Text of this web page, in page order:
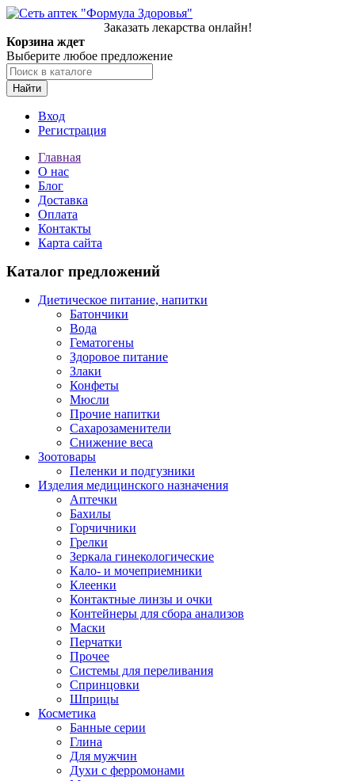
Заказать лекарства онлайн!
Корзина ждет
Выберите любое предложение
Найти
Вход
Регистрация
Главная
О нас
Блог
Доставка
Оплата
Контакты
Карта сайта
Каталог предложений
Диетическое питание, напитки
Батончики
Вода
Гематогены
Здоровое питание
Злаки
Конфеты
Мюсли
Прочие напитки
Сахарозаменители
Снижение веса
Зоотовары
Пеленки и подгузники
Изделия медицинского назначения
Аптечки
Бахилы
Горчичники
Грелки
Зеркала гинекологические
Кало- и мочеприемники
Клеенки
Контактные линзы и очки
Контейнеры для сбора анализов
Маски
Перчатки
Прочее
Системы для переливания
Спринцовки
Шприцы
Косметика
Банные серии
Глина
Для мужчин
Духи с ферромонами